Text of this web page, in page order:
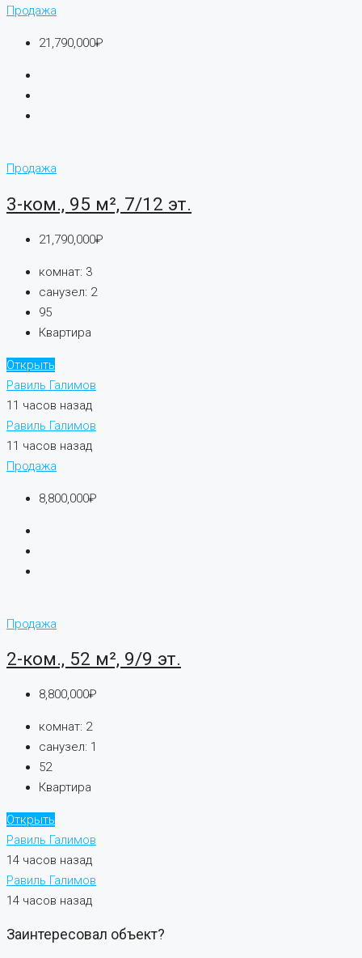
Продажа
21,790,000₽
Продажа
3-ком., 95 м², 7/12 эт.
21,790,000₽
комнат: 3
санузел: 2
95
Квартира
Открыть
Равиль Галимов
11 часов назад
Равиль Галимов
11 часов назад
Продажа
8,800,000₽
Продажа
2-ком., 52 м², 9/9 эт.
8,800,000₽
комнат: 2
санузел: 1
52
Квартира
Открыть
Равиль Галимов
14 часов назад
Равиль Галимов
14 часов назад
Заинтересовал объект?